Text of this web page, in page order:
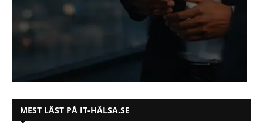
MEST LÄST PÅ IT-HÄLSA.SE